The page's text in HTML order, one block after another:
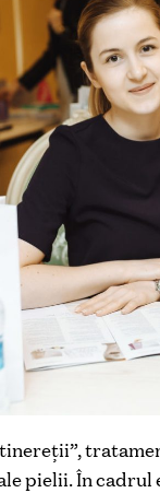
pielii. În cadrul